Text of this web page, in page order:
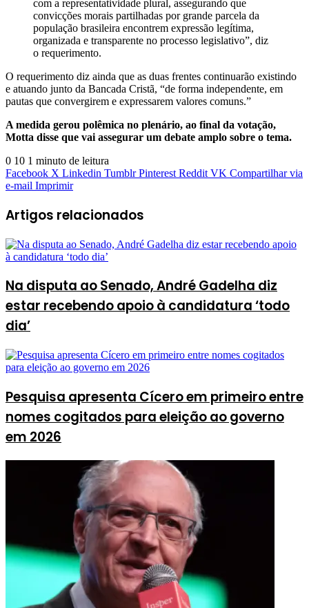
com a representatividade plural, assegurando que
convicções morais partilhadas por grande parcela da
população brasileira encontrem expressão legítima,
organizada e transparente no processo legislativo”, diz
o requerimento.
O requerimento diz ainda que as duas frentes continuarão existindo
e atuando junto da Bancada Cristã, “de forma independente, em
pautas que convergirem e expressarem valores comuns.”
A medida gerou polêmica no plenário, ao final da votação,
Motta disse que vai assegurar um debate amplo sobre o tema.
0 10 1 minuto de leitura
Facebook X Linkedin Tumblr Pinterest Reddit VK Compartilhar via
e-mail Imprimir
Artigos relacionados
Na disputa ao Senado, André Gadelha diz
estar recebendo apoio à candidatura ‘todo
dia’
Pesquisa apresenta Cícero em primeiro entre
nomes cogitados para eleição ao governo
em 2026